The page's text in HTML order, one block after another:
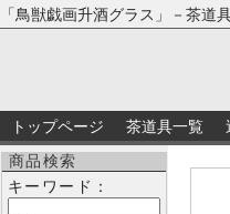
「鳥獣戯画升酒グラス」－茶道
トップページ 茶道具一覧
商品検索
キーワード：